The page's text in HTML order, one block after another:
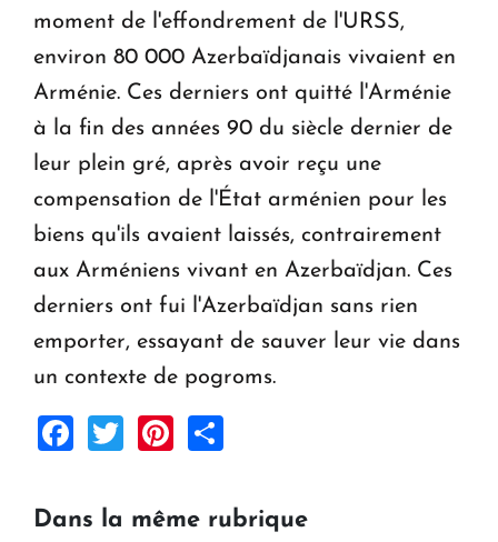
moment de l'effondrement de l'URSS,
environ 80 000 Azerbaïdjanais vivaient en
Arménie. Ces derniers ont quitté l'Arménie
à la fin des années 90 du siècle dernier de
leur plein gré, après avoir reçu une
compensation de l'État arménien pour les
biens qu'ils avaient laissés, contrairement
aux Arméniens vivant en Azerbaïdjan. Ces
derniers ont fui l'Azerbaïdjan sans rien
emporter, essayant de sauver leur vie dans
un contexte de pogroms.
Facebook
TwitterPinterest
Dans la même rubrique